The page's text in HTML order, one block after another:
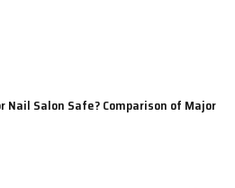
Nail Salon Safe? Comparison of Major